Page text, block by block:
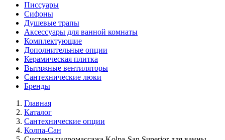
Писсуары
Сифоны
Душевые трапы
Аксессуары для ванной комнаты
Комплектующие
Дополнительные опции
Керамическая плитка
Вытяжные вентиляторы
Сантехнические люки
Бренды
Главная
Каталог
Сантехнические опции
Колпа-Сан